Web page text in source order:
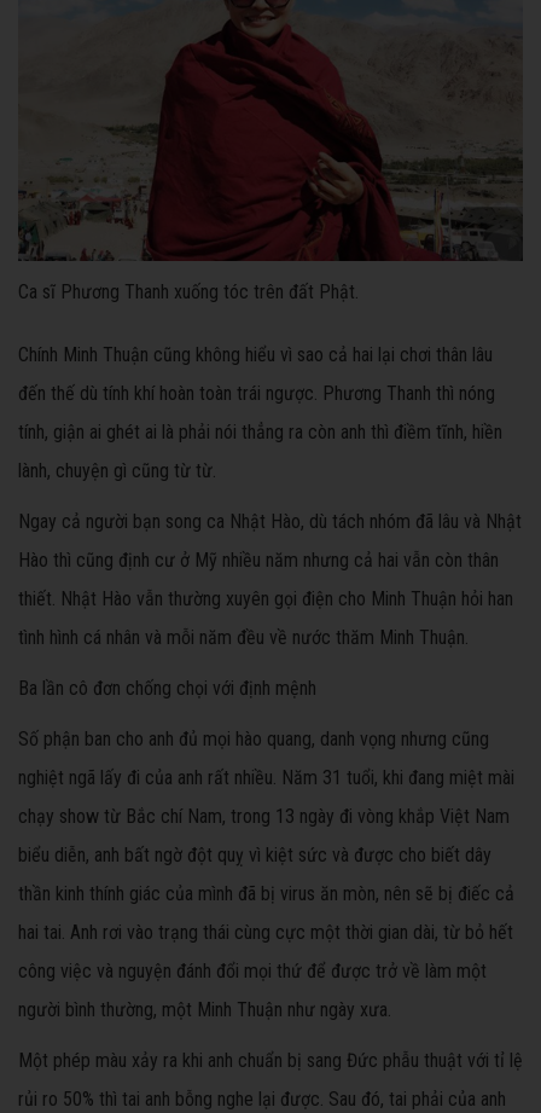
Ca sĩ Phương Thanh xuống tóc trên đất Phật.
Chính Minh Thuận cũng không hiểu vì sao cả hai lại chơi thân lâu
đến thế dù tính khí hoàn toàn trái ngược. Phương Thanh thì nóng
tính, giận ai ghét ai là phải nói thẳng ra còn anh thì điềm tĩnh, hiền
lành, chuyện gì cũng từ từ.
Ngay cả người bạn song ca Nhật Hào, dù tách nhóm đã lâu và Nhật
Hào thì cũng định cư ở Mỹ nhiều năm nhưng cả hai vẫn còn thân
thiết. Nhật Hào vẫn thường xuyên gọi điện cho Minh Thuận hỏi han
tình hình cá nhân và mỗi năm đều về nước thăm Minh Thuận.
Ba lần cô đơn chống chọi với định mệnh
Số phận ban cho anh đủ mọi hào quang, danh vọng nhưng cũng
nghiệt ngã lấy đi của anh rất nhiều. Năm 31 tuổi, khi đang miệt mài
chạy show từ Bắc chí Nam, trong 13 ngày đi vòng khắp Việt Nam
biểu diễn, anh bất ngờ đột quỵ vì kiệt sức và được cho biết dây
thần kinh thính giác của mình đã bị virus ăn mòn, nên sẽ bị điếc cả
hai tai. Anh rơi vào trạng thái cùng cực một thời gian dài, từ bỏ hết
công việc và nguyện đánh đổi mọi thứ để được trở về làm một
người bình thường, một Minh Thuận như ngày xưa.
Một phép màu xảy ra khi anh chuẩn bị sang Đức phẫu thuật với tỉ lệ
rủi ro 50% thì tai anh bỗng nghe lại được. Sau đó, tai phải của anh